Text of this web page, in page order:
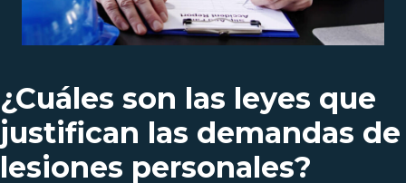
¿Cuáles son las leyes que
justifican las demandas de
lesiones personales?